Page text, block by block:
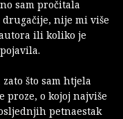
sam pročitala
nije mi više
ili koliko je
što sam htjela
proze, o kojoj najviše
petnaestak